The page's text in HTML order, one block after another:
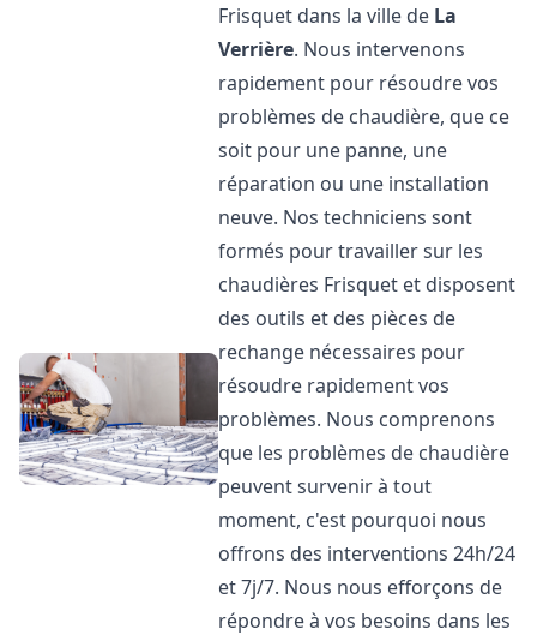
Frisquet dans la ville de La
Verrière. Nous intervenons
rapidement pour résoudre vos
problèmes de chaudière, que ce
soit pour une panne, une
réparation ou une installation
neuve. Nos techniciens sont
formés pour travailler sur les
chaudières Frisquet et disposent
des outils et des pièces de
rechange nécessaires pour
résoudre rapidement vos
problèmes. Nous comprenons
que les problèmes de chaudière
peuvent survenir à tout
moment, c'est pourquoi nous
offrons des interventions 24h/24
et 7j/7. Nous nous efforçons de
répondre à vos besoins dans les